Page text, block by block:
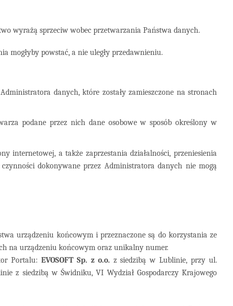
wyrażą sprzeciw wobec przetwarzania Państwa danych.
mogłyby powstać, a nie uległy przedawnieniu.
danych, które zostały zamieszczone na stronach
podane przez nich dane osobowe w sposób określony w
internetowej, a także zaprzestania działalności, przeniesienia
dokonywane przez Administratora danych nie mogą
urządzeniu końcowym i przeznaczone są do korzystania ze
na urządzeniu końcowym oraz unikalny numer.
Portalu: EVOSOFT Sp. z o.o. z siedzibą w Lublinie, przy ul.
z siedzibą w Świdniku, VI Wydział Gospodarczy Krajowego